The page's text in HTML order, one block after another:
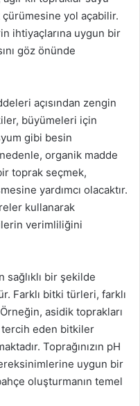
yol açabilir.
ihtiyaçlarına uygun bir
göz önünde
açısından zengin
büyümeleri için
gibi besin
organik madde
toprak seçmek,
yardımcı olacaktır.
kullanarak
verimliliğini
sağlıklı bir şekilde
Farklı bitki türleri, farklı
asidik toprakları
eden bitkiler
Toprağınızın pH
uygun bir
oluşturmanın temel